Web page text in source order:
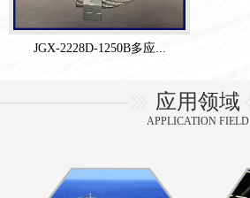
JGX-2228D-1250B多应...
应用领域
APPLICATION FIELD